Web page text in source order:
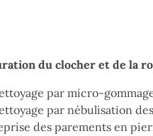
du clocher et de la
par micro-
par nébulisation
des parements en